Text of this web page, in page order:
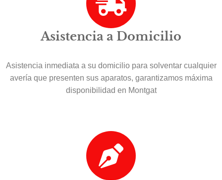
Asistencia a Domicilio
Asistencia inmediata a su domicilio para solventar cualquier
avería que presenten sus aparatos, garantizamos máxima
disponibilidad en Montgat